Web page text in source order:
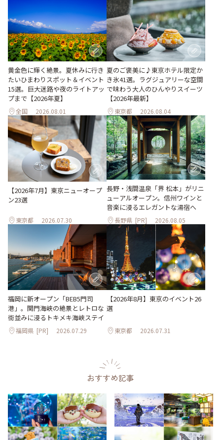
黄金色に輝く絶景。夏休みに行き
たいひまわりスポット＆イベント
15選。巨大迷路や夜のライトアッ
プまで【2026年夏】
全国 2026.08.01
夏のご褒美に♪東京ホテル限定か
き氷41選。ラグジュアリーな空間
で味わう大人のひんやりスイーツ
【2026年最新】
東京都 2026.08.04
【2026年7月】東京ニューオープ
ン23選
東京都 2026.07.30
長野・浅間温泉「界 松本」がリニ
ューアルオープン。信州ワインと
音楽に浸るエレガントな湯宿へ
長野県 [PR] 2026.08.05
福岡に新オープン「BEB5門司
港」。関門海峡の絶景とレトロな
街並みに浸るトキメキ海峡ステイ
福岡県 [PR] 2026.07.29
【2026年8月】東京のイベント26
選
東京都 2026.07.31
おすすめ記事